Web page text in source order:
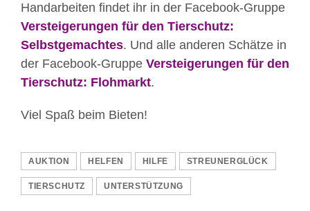
Handarbeiten findet ihr in der Facebook-Gruppe
Versteigerungen für den Tierschutz:
Selbstgemachtes. Und alle anderen Schätze in
der Facebook-Gruppe Versteigerungen für den
Tierschutz: Flohmarkt.
Viel Spaß beim Bieten!
AUKTION HELFEN HILFE STREUNERGLÜCK
TIERSCHUTZ UNTERSTÜTZUNG